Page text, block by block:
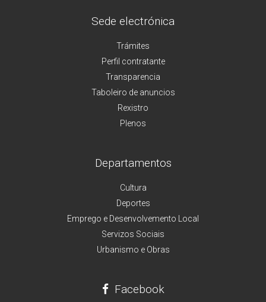
Sede electrónica
Trámites
Perfil contratante
Transparencia
Taboleiro de anuncios
Rexistro
Plenos
Departamentos
Cultura
Deportes
Emprego e Desenvolvemento Local
Servizos Sociais
Urbanismo e Obras
Facebook